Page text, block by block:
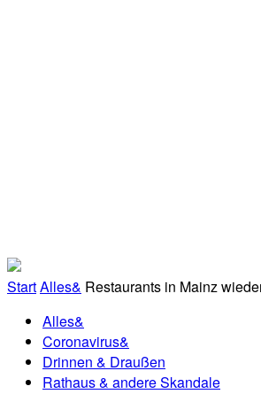
StartAlles& Restaurants in Mainz
Alles&
Coronavirus&
Drinnen & Draußen
Rathaus & andere Skandale